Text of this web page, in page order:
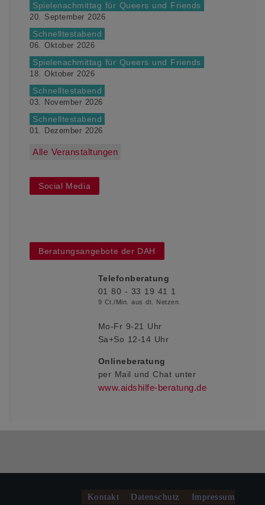
Spielenachmittag für Queers und Friends
20. September 2026
Schnelltestabend
06. Oktober 2026
Spielenachmittag für Queers und Friends
18. Oktober 2026
Schnelltestabend
03. November 2026
Schnelltestabend
01. Dezember 2026
Alle Veranstaltungen
Social Media
Beratungsangebote der DAH
Telefonberatung
01 80 - 33 19 41 1
9 Ct./Min. aus dt. Netzen
Mo-Fr 9-21 Uhr
Sa+So 12-14 Uhr
Onlineberatung
per Mail und Chat unter
www.aidshilfe-beratung.de
Kontakt Datenschutz Impressum